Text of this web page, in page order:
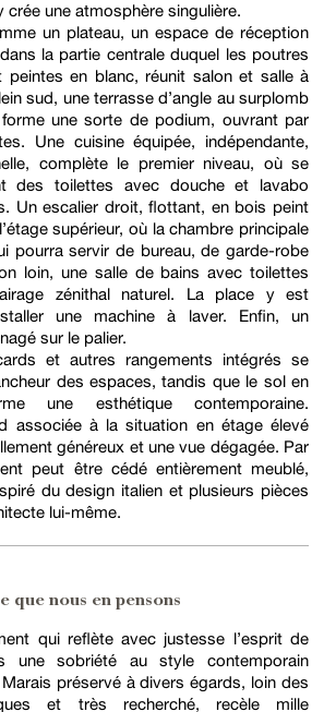
crée une atmosphère singulière.
un plateau, un espace de réception
la partie centrale duquel les poutres
peintes en blanc, réunit salon et salle à
sud, une terrasse d’angle au surplomb
une sorte de podium, ouvrant par
Une cuisine équipée, indépendante,
complète le premier niveau, où se
des toilettes avec douche et lavabo
Un escalier droit, flottant, en bois peint
supérieur, où la chambre principale
pourra servir de bureau, de garde-robe
loin, une salle de bains avec toilettes
zénithal naturel. La place y est
une machine à laver. Enfin, un
sur le palier.
et autres rangements intégrés se
des espaces, tandis que le sol en
une esthétique contemporaine.
associée à la situation en étage élevé
généreux et une vue dégagée. Par
peut être cédé entièrement meublé,
du design italien et plusieurs pièces
lui-même.
que nous en pensons
qui reflète avec justesse l’esprit de
une sobriété au style contemporain
préservé à divers égards, loin des
et très recherché, recèle mille